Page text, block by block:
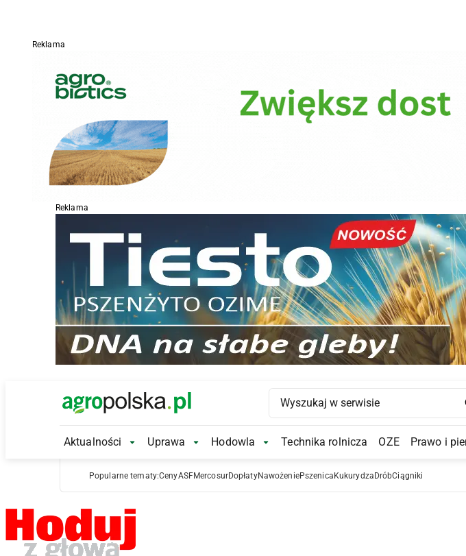
Reklama
Reklama
Main Logo
Main
Aktualności Aktualności Submenu
Uprawa Uprawa Submenu
Hodowla Hodowla Submenu
Technika rolnicza OZE Prawo i
Popularne tematy:CenyASFMercosurDopłatyNawożeniePszenica Kukurydza DróbCiągniki